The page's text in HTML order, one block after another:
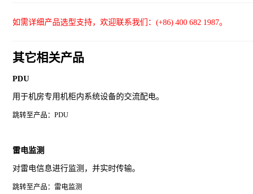
如需详细产品选型支持，欢迎联系我们：(+86) 400 682 1987。
其它相关产品
PDU
用于机房专用机柜内系统设备的交流配电。
跳转至产品：PDU
雷电监测
对雷电信息进行监测，并实时传输。
跳转至产品：雷电监测